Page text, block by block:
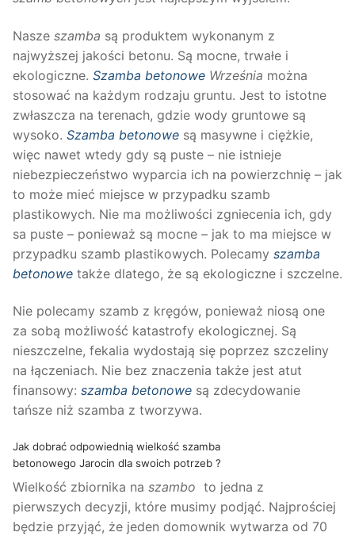
Nasze szamba są produktem wykonanym z
najwyższej jakości betonu. Są mocne, trwałe i
ekologiczne. Szamba betonowe Września można
stosować na każdym rodzaju gruntu. Jest to istotne
zwłaszcza na terenach, gdzie wody gruntowe są
wysoko. Szamba betonowe są masywne i ciężkie,
więc nawet wtedy gdy są puste – nie istnieje
niebezpieczeństwo wyparcia ich na powierzchnię – jak
to może mieć miejsce w przypadku szamb
plastikowych. Nie ma możliwości zgniecenia ich, gdy
sa puste – ponieważ są mocne – jak to ma miejsce w
przypadku szamb plastikowych. Polecamy szamba
betonowe także dlatego, że są ekologiczne i szczelne.
Nie polecamy szamb z kręgów, ponieważ niosą one
za sobą możliwość katastrofy ekologicznej. Są
nieszczelne, fekalia wydostają się poprzez szczeliny
na łączeniach. Nie bez znaczenia także jest atut
finansowy: szamba betonowe są zdecydowanie
tańsze niż szamba z tworzywa.
Jak dobrać odpowiednią wielkość szamba
betonowego Jarocin dla swoich potrzeb ?
Wielkość zbiornika na szambo to jedna z
pierwszych decyzji, które musimy podjąć. Najprościej
będzie przyjąć, że jeden domownik wytwarza od 70